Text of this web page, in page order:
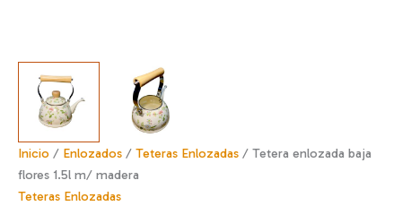
Inicio / Enlozados / Teteras Enlozadas / Tetera enlozada baja
flores 1.5l m/ madera
Teteras Enlozadas